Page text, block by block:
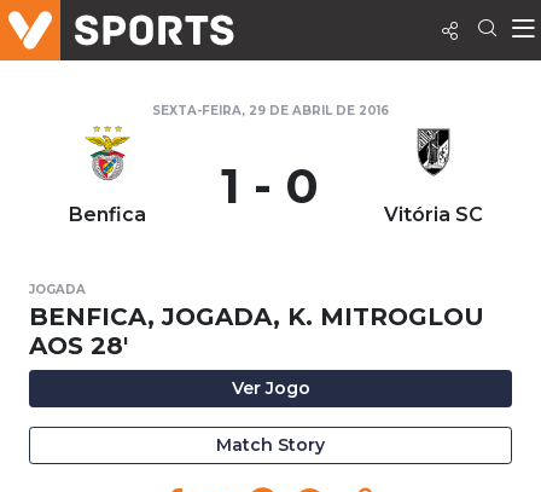
SEXTA-FEIRA, 29 DE ABRIL DE 2016
Benfica 1 - 0 Vitória SC
JOGADA
BENFICA, JOGADA, K. MITROGLOU
AOS 28'
Ver Jogo
Match Story